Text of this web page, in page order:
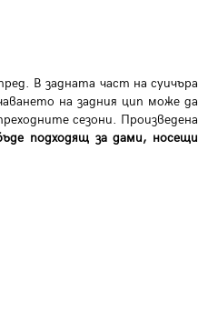
В задната част на суичъра
на задния цип може да
сезони. Произведена
подходящ за дами, носещи